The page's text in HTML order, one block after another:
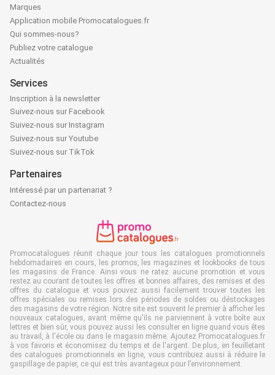
Marques
Application mobile Promocatalogues.fr
Qui sommes-nous?
Publiez votre catalogue
Actualités
Services
Inscription à la newsletter
Suivez-nous sur Facebook
Suivez-nous sur Instagram
Suivez-nous sur Youtube
Suivez-nous sur TikTok
Partenaires
Intéressé par un partenariat ?
Contactez-nous
Promocatalogues réunit chaque jour tous les catalogues promotionnels
hebdomadaires en cours, les promos, les magazines et lookbooks de tous
les magasins de France. Ainsi vous ne ratez aucune promotion et vous
restez au courant de toutes les offres et bonnes affaires, des remises et des
offres du catalogue et vous pouvez aussi facilement trouver toutes les
offres spéciales ou remises lors des périodes de soldes ou déstockages
des magasins de votre région. Notre site est souvent le premier à afficher les
nouveaux catalogues, avant même qu'ils ne parviennent à votre boîte aux
lettres et bien sûr, vous pouvez aussi les consulter en ligne quand vous êtes
au travail, à l'école ou dans le magasin même. Ajoutez Promocatalogues.fr
à vos favoris et économisez du temps et de l'argent. De plus, en feuilletant
des catalogues promotionnels en ligne, vous contribuez aussi à réduire le
gaspillage de papier, ce qui est très avantageux pour l’environnement.